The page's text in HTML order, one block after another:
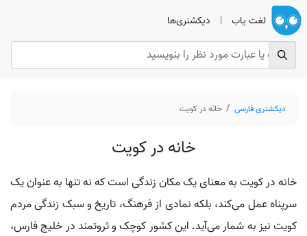
لغت یاب | دیکشنری‌ها
دیکشنری فارسی خانه در کویت
خانه در کویت
خانه در کویت به معنای یک مکان زندگی است که نه تنها به عنوان یک
سرپناه عمل می‌کند، بلکه نمادی از فرهنگ، تاریخ و سبک زندگی مردم
کویت نیز به شمار می‌آید. این کشور کوچک و ثروتمند در خلیج فارس،